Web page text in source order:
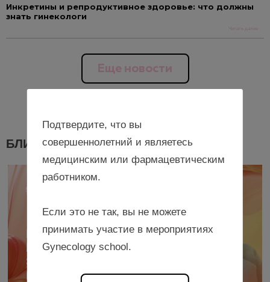
Инкретины и репродуктивное здоровье: что должны
знать гинекологи
Читать далее
Еще новости
БЛИЖАЙШИЕ МЕРОПРИЯТИЯ
Подтвердите, что вы
совершеннолетний и являетесь
медицинским или фармацевтическим
работником.
Если это не так, вы не можете
принимать участие в мероприятиях
Gynecology school.